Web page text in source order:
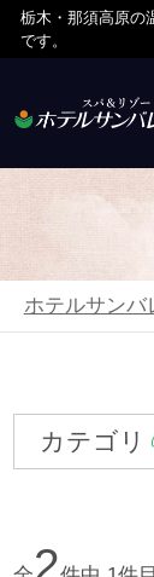
栃木・那須高原の
です。
ホテルサンバ
カテゴリ
2